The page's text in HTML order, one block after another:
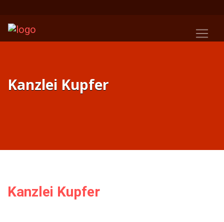
Kanzlei Kupfer
Kanzlei Kupfer